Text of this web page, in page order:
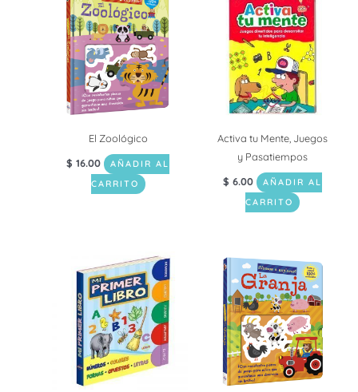
El Zoológico
$ 16.00
AÑADIR AL
CARRITO
Activa tu Mente, Juegos
y Pasatiempos
$ 6.00
AÑADIR AL
CARRITO